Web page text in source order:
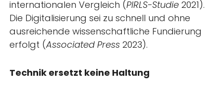
internationalen Vergleich (PIRLS-Studie 2021).
Die Digitalisierung sei zu schnell und ohne
ausreichende wissenschaftliche Fundierung
erfolgt (Associated Press 2023).
Technik ersetzt keine Haltung